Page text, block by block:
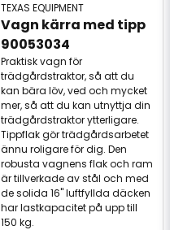
TEXAS EQUIPMENT
Vagn kärra med tipp
90053034
Praktisk vagn för
trädgårdstraktor, så att du
kan bära löv, ved och mycket
mer, så att du kan utnyttja din
trädgårdstraktor ytterligare.
Tippflak gör trädgårdsarbetet
ännu roligare för dig. Den
robusta vagnens flak och ram
är tillverkade av stål och med
de solida 16" luftfyllda däcken
har lastkapacitet på upp till
150 kg.